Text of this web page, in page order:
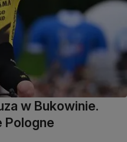
w Bukowinie.
Pologne